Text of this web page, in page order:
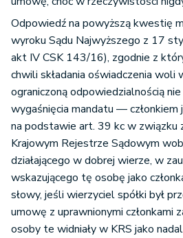
Odpowiedź na powyższą kwestię
wyroku Sądu Najwyższego z 17
akt IV CSK 143/16), zgodnie z
chwili składania oświadczenia woli
ograniczoną odpowiedzialnością
wygaśnięcia mandatu — członkiem
na podstawie art. 39 kc w związku
Krajowym Rejestrze Sądowym
działającego w dobrej wierze, w
wskazującego tę osobę jako
słowy, jeśli wierzyciel spółki był
umowę z uprawnionymi członkami
osoby te widniały w KRS jako